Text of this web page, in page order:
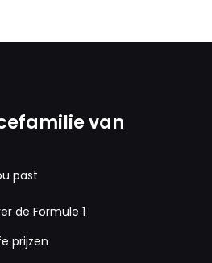
2-11
geen taaie, wat hij wel is? en
Die man kom je bijna niet
van
past
de Formule 1
prijzen